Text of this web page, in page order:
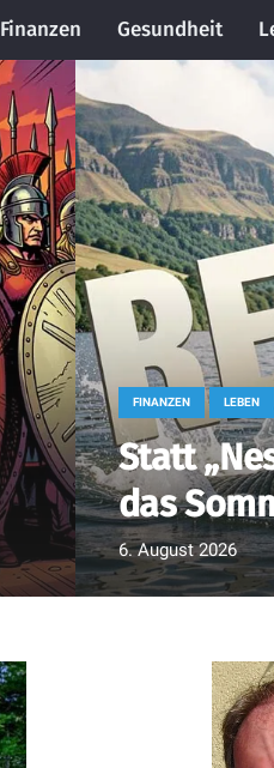
Finanzen Gesundheit
FINANZEN LEBEN
Statt
das
6. August 2026